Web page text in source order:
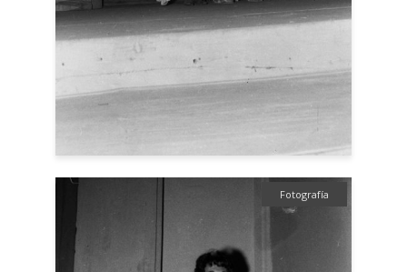
Fotografía